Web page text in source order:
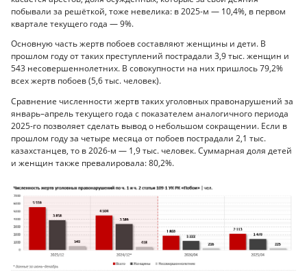
побывали за решёткой, тоже невелика: в 2025-м — 10,4%, в первом
квартале текущего года — 9%.
Основную часть жертв побоев составляют женщины и дети. В
прошлом году от таких преступлений пострадали 3,9 тыс. женщин и
543 несовершеннолетних. В совокупности на них пришлось 79,2%
всех жертв побоев (5,6 тыс. человек).
Сравнение численности жертв таких уголовных правонарушений за
январь–апрель текущего года с показателем аналогичного периода
2025-го позволяет сделать вывод о небольшом сокращении. Если в
прошлом году за четыре месяца от побоев пострадали 2,1 тыс.
казахстанцев, то в 2026-м — 1,9 тыс. человек. Суммарная доля детей
и женщин также превалировала: 80,2%.